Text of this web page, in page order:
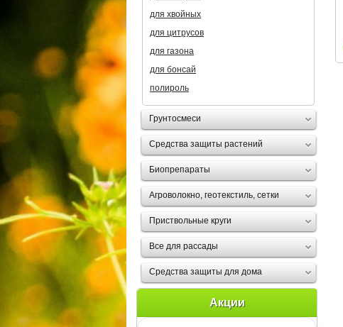
для хвойных
для цитрусов
для газона
для бонсай
полироль
Грунтосмеси
Средства защиты растений
Биопрепараты
Агроволокно, геотекстиль, сетки
Приствольные круги
Все для рассады
Средства защиты для дома
Акции